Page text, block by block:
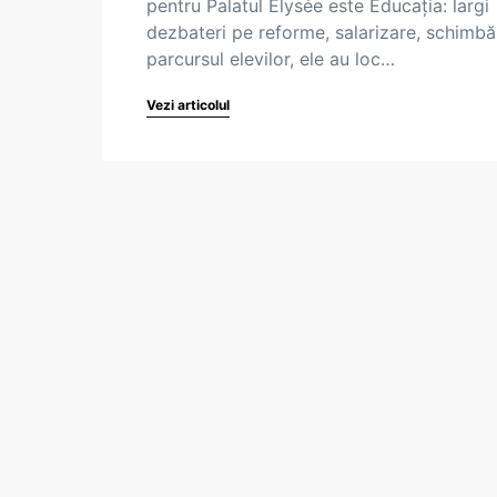
pentru Palatul Élysée este Educația: largi
dezbateri pe reforme, salarizare,
parcursul elevilor, ele au loc…
Vezi articolul